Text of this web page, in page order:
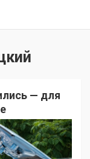
— для